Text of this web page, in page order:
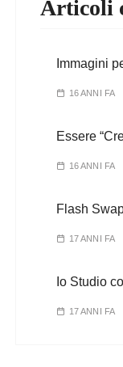
Articoli
Immagini
16 ANNI FA
Essere
16 ANNI FA
Flash
17 ANNI FA
Io Studio
17 ANNI FA